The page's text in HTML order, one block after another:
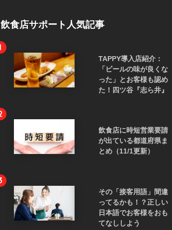
飲食店サポート人気記事
TAPPY導入店紹介：
「ビールの味が良くな
った」とお客様も認め
た！四ツ谷『志ら井』
飲食店に時短営業要請
が出ている都道府県ま
とめ（11/1更新）
その「接客用語」間違
ってるかも！？正しい
日本語でお客様をおも
てなししよう